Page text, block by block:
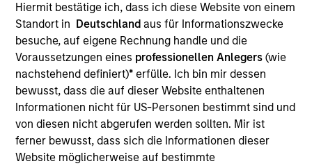
Hiermit bestätige ich, dass ich diese Website von einem
Standort in Deutschland aus für Informationszwecke
besuche, auf eigene Rechnung handle und die
Voraussetzungen eines professionellen Anlegers(wie
nachstehend definiert)* erfülle. Ich bin mir dessen
bewusst, dass die auf dieser Website enthaltenen
Informationen nicht für US-Personen bestimmt sind und
von diesen nicht abgerufen werden sollten. Mir ist
ferner bewusst, dass sich die Informationen dieser
Website möglicherweise auf bestimmte
Invested on
Feb 1999
Transaction Type
First Institutional
Realization Date
Sep 2017
A leading provider of innovative cell-based assays and